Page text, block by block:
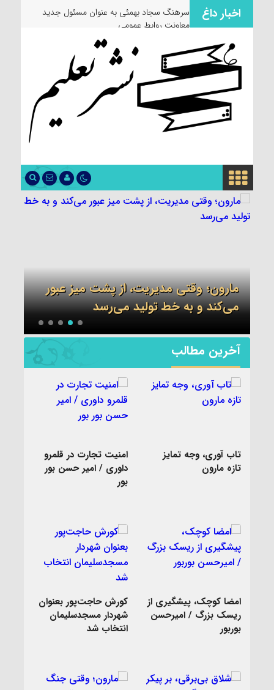
اخبار داغ
سرهنگ سجاد بهمئی به عنوان مسئول جدید
معاونت روابط عمومی و تبلیغا
مارون؛ وقتی مدیریت، از پشت میز عبور
می‌کند و به خط تولید می‌رسد
آخرین مطالب
تاب آوری، وجه تمایز
تازه مارون
امنیت تجارت در قلمرو
داوری / امیر حسن بور
بور
امضا کوچک، پیشگیری از
ریسک بزرگ / امیرحسن
بوربور
کورش حاجت‌پور بعنوان
شهردار مسجدسلیمان
انتخاب شد